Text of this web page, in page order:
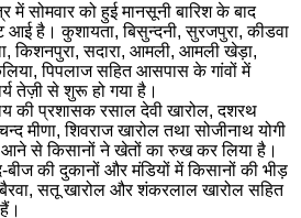
में सोमवार को हुई मानसूनी बारिश के बाद
आई है। कुशायता, बिसुन्दनी, सुरजपुरा, कीडवा
किशनपुरा, सदारा, आमली, आमली खेड़ा,
पिपलाज सहित आसपास के गांवों में
तेज़ी से शुरू हो गया है।
की प्रशासक रसाल देवी खारोल, दशरथ
मीणा, शिवराज खारोल तथा सोजीनाथ योगी
से किसानों ने खेतों का रुख कर लिया है।
बीज की दुकानों और मंडियों में किसानों की भीड़
सतू खारोल और शंकरलाल खारोल सहित